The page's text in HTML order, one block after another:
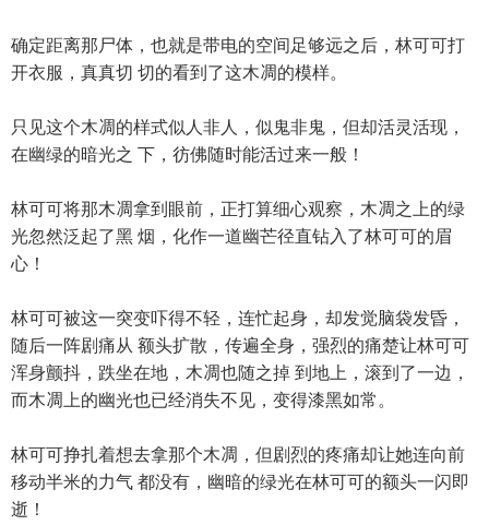
确定距离那尸体，也就是带电的空间足够远之后，林可可打
开衣服，真真切 切的看到了这木凋的模样。
只见这个木凋的样式似人非人，似鬼非鬼，但却活灵活现，
在幽绿的暗光之 下，彷佛随时能活过来一般！
林可可将那木凋拿到眼前，正打算细心观察，木凋之上的绿
光忽然泛起了黑 烟，化作一道幽芒径直钻入了林可可的眉
心！
林可可被这一突变吓得不轻，连忙起身，却发觉脑袋发昏，
随后一阵剧痛从 额头扩散，传遍全身，强烈的痛楚让林可可
浑身颤抖，跌坐在地，木凋也随之掉 到地上，滚到了一边，
而木凋上的幽光也已经消失不见，变得漆黑如常。
林可可挣扎着想去拿那个木凋，但剧烈的疼痛却让她连向前
移动半米的力气 都没有，幽暗的绿光在林可可的额头一闪即
逝！